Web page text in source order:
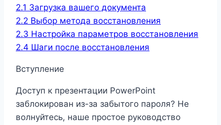
2.1 Загрузка вашего документа
2.2 Выбор метода восстановления
2.3 Настройка параметров восстановления
2.4 Шаги после восстановления
Вступление
Доступ к презентации PowerPoint
заблокирован из-за забытого пароля? Не
волнуйтесь, наше простое руководство